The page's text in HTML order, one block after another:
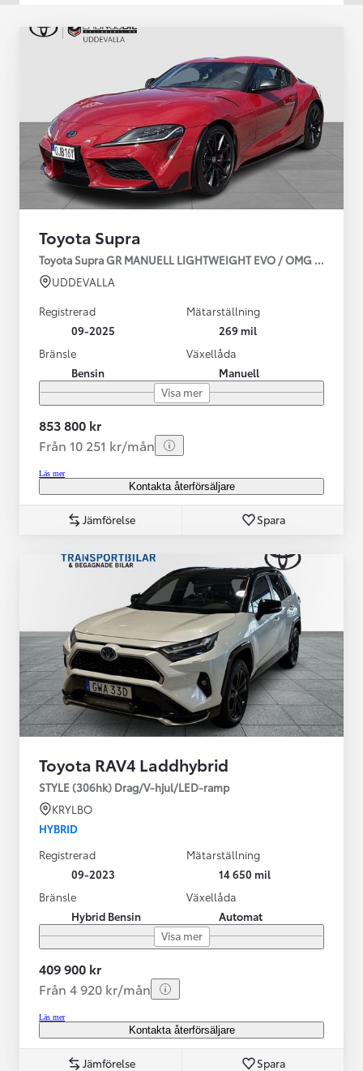
Toyota Supra
Toyota Supra GR MANUELL LIGHTWEIGHT EVO / OMG LEV!
UDDEVALLA
Registrerad
09-2025
Mätarställning
269 mil
Bränsle
Bensin
Växellåda
Manuell
Visa mer
853 800 kr
Från 10 251 kr/mån
Läs mer
Kontakta återförsäljare
Jämförelse Spara
Toyota RAV4 Laddhybrid
STYLE (306hk) Drag/V-hjul/LED-ramp
KRYLBO
HYBRID
Registrerad
09-2023
Mätarställning
14 650 mil
Bränsle
Hybrid Bensin
Växellåda
Automat
Visa mer
409 900 kr
Från 4 920 kr/mån
Läs mer
Kontakta återförsäljare
Jämförelse Spara